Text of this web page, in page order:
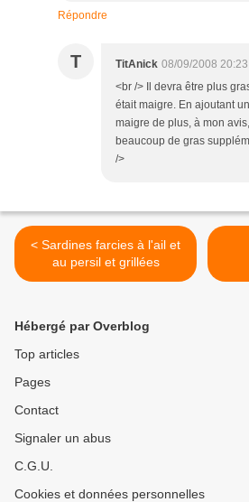
Répondre
T TitAnick 08/09/2008 20:23
<br /> Il devra être plus
était maigre. En ajoutant
maigre de plus, à mon
beaucoup de gras
/>
< Sardines farcies à l'ail et
au persil et grillées
Hébergé par Overblog
Top articles
Pages
Contact
Signaler un abus
C.G.U.
Cookies et données personnelles